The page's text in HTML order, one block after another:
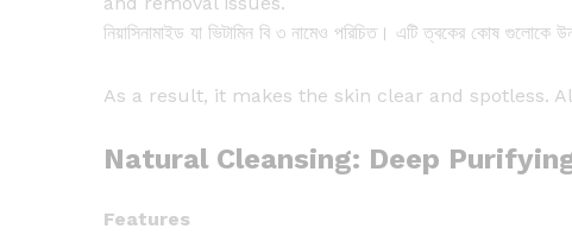
নিয়াসিনামাইড যা ভিটামিন বি ৩ নামেও পরিচিত। এটি ত্বকের কোষ
As a result, it makes the skin clear and spotless.
Natural Cleansing: Deep
Features